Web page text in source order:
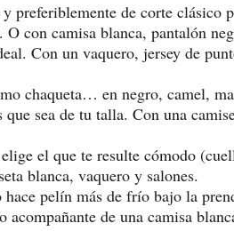
preferiblemente de corte clásico
con camisa blanca, pantalón
Con un vaquero, jersey de
chaqueta… en negro, camel,
sea de tu talla. Con una
el que te resulte cómodo
blanca, vaquero y salones.
pelín más de frío bajo la
de una camisa